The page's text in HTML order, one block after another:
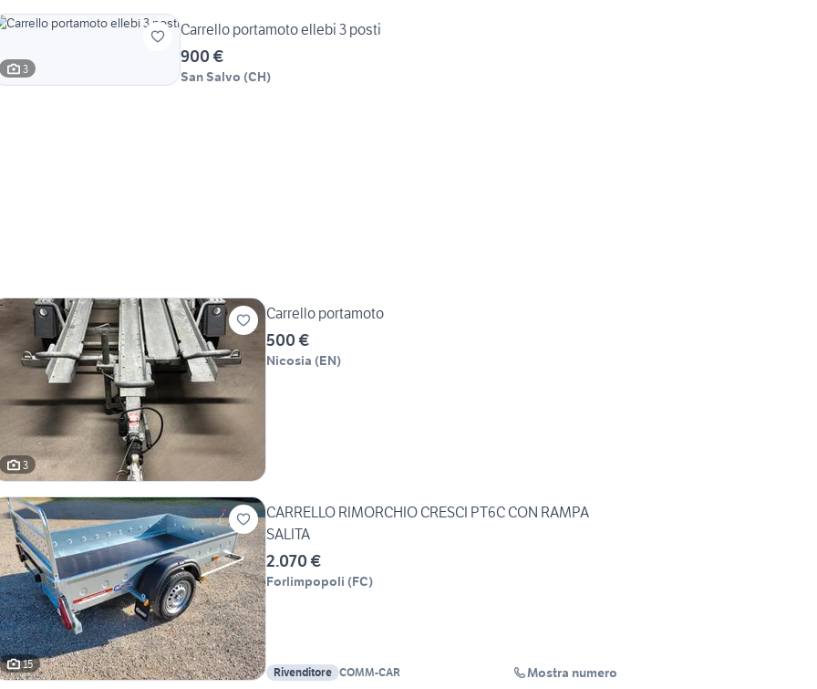
3
Carrello portamoto ellebi 3 posti
900 €
San Salvo (CH)
3
Carrello portamoto
500 €
Nicosia (EN)
15
CARRELLO RIMORCHIO CRESCI PT6C CON RAMPA
SALITA
2.070 €
Forlimpopoli (FC)
Rivenditore COMM-CAR Mostra numero